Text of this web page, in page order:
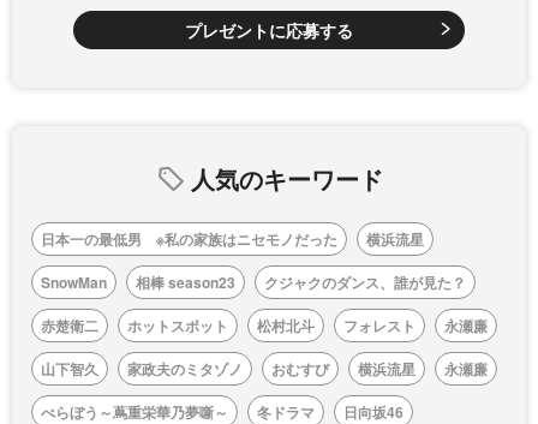
プレゼントに応募する
人気のキーワード
日本一の最低男 ※私の家族はニセモノだった
横浜流星
SnowMan
相棒 season23
クジャクのダンス、誰が見た？
赤楚衛二
ホットスポット 松村北斗 フォレスト
永瀬廉
山下智久
家政夫のミタゾノ おむすび 横浜流星
永瀬廉
べらぼう～蔦重栄華乃夢噺～
冬ドラマ
日向坂46